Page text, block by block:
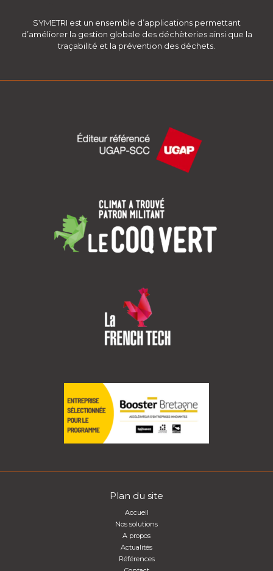
SYMETRI est un ensemble d’applications permettant
d’améliorer la gestion globale des déchèteries ainsi que la
traçabilité et la prévention des déchets.
Plan du site
Accueil
Nos solutions
A propos
Actualités
Références